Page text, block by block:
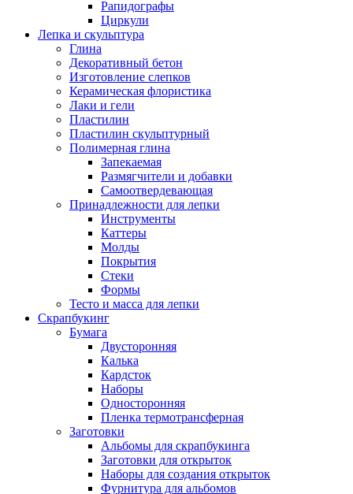
Рапидографы
Циркули
Лепка и скульптура
Глина
Декоративный бетон
Изготовление слепков
Керамическая флористика
Лаки и гели
Пластилин
Пластилин скульптурный
Полимерная глина
Запекаемая
Размягчители и добавки
Самоотвердевающая
Принадлежности для лепки
Инструменты
Каттеры
Молды
Покрытия
Стеки
Формы
Тесто и масса для лепки
Скрапбукинг
Бумага
Двусторонняя
Калька
Кардсток
Наборы
Односторонняя
Пленка термотрансферная
Заготовки
Альбомы для скрапбукинга
Заготовки для открыток
Наборы для создания открыток
Фурнитура для альбомов